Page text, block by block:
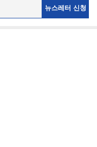
뉴스레터 신청